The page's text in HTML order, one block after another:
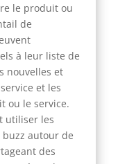
le produit ou
de
à leur liste de
nouvelles et
et les
ou le service.
utiliser les
autour de
des